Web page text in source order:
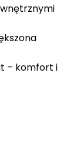
– komfort i